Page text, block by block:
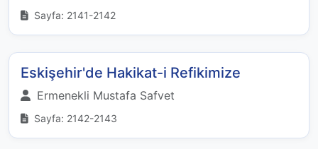
Sayfa: 2141-2142
Eskişehir'de Hakikat-i Refikimize
Ermenekli Mustafa Safvet
Sayfa: 2142-2143